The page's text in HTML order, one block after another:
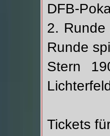
DFB-
2.
Runde
Stern
Tickets